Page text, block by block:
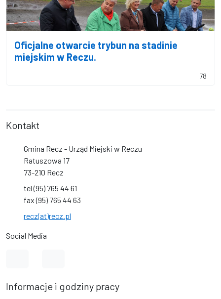
Oficjalne otwarcie trybun na stadinie
miejskim w Reczu.
78
Kontakt
Gmina Recz - Urząd Miejski w Reczu
Ratuszowa 17
73-210 Recz
tel (95) 765 44 61
fax (95) 765 44 63
recz(at)recz.pl
Social Media
Informacje i godziny pracy